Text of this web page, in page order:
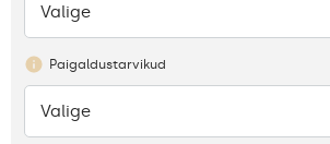
Puudub
Valige
Paigaldustarvikud
Puudub
Valige